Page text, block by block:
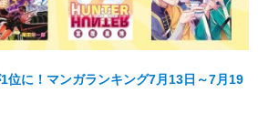
1位に！マンガランキング7月13日～7月19